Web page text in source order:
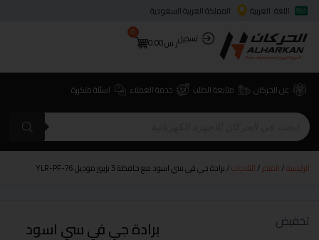
اللغة: العربية
المملكة العربية السعودية
تسجيلر.س0.00
0
عن الحركان متابعة الطلب خدمة العملاء اسئلة متكررة
الرئيسية/المتجر/الثلاجات/ برادة جي في سي اسود مع حافظة 3 بزبوز موديل YLR-PF-76
تخفيض برادة جي في سي اسود